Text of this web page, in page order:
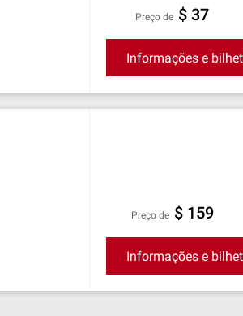
preço de $ 37
Informações e
preço de $ 159
Informações e